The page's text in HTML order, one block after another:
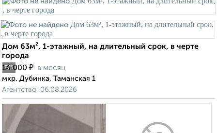
2/5
Дом 63м², 1-этажный, на длительный срок, в черте
города
14 000 ₽ в месяц
мкр. Дубинка, Таманская 1
Агентство, 06.08.2026